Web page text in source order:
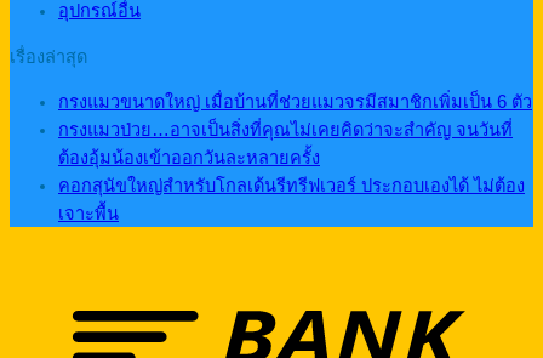
อุปกรณ์อื่น
เรื่องล่าสุด
กรงแมวขนาดใหญ่ เมื่อบ้านที่ช่วยแมวจรมีสมาชิกเพิ่มเป็น 6 ตัว
กรงแมวป่วย…อาจเป็นสิ่งที่คุณไม่เคยคิดว่าจะสำคัญ จนวันที่
ต้องอุ้มน้องเข้าออกวันละหลายครั้ง
คอกสุนัขใหญ่สำหรับโกลเด้นรีทรีฟเวอร์ ประกอบเองได้ ไม่ต้อง
เจาะพื้น